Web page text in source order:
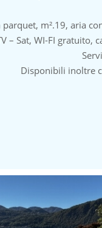
m².19, aria
– Sat, WI-FI gratuito,
Disponibili inoltre